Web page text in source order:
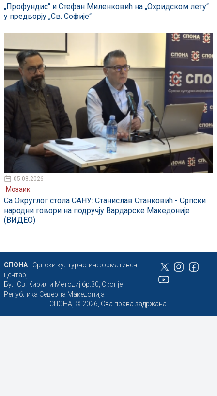
„Профундис“ и Стефан Миленковић на „Охридском лету“
у предворју „Св. Софије“
05.08.2026
Мозаик
Са Округлог стола САНУ: Станислав Станковић - Српски
народни говори на подручју Вардарске Македоније
(ВИДЕО)
СПОНА- Српски културно-информативен
центар,
Бул Св. Кирил и Методиј бр.30, Скопје
Република Северна Македонија
СПОНА, © 2026, Сва права задржана.